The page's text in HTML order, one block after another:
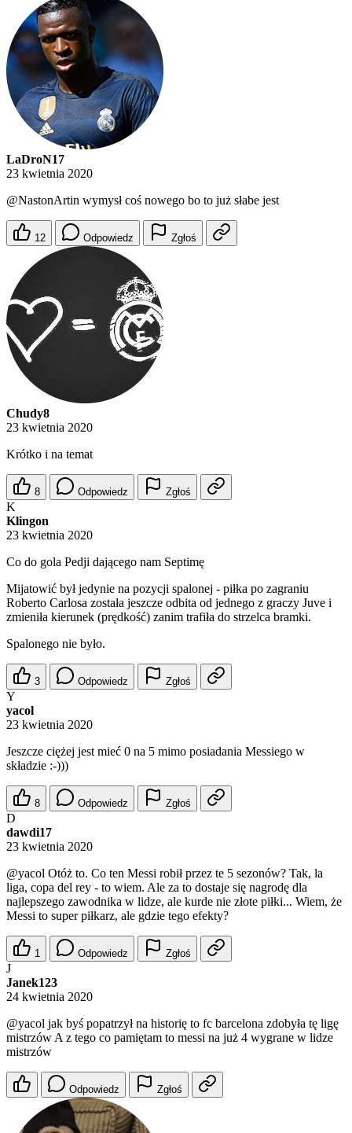
LaDroN17
23 kwietnia 2020
@NastonArtin wymysł coś nowego bo to już słabe jest
12 Odpowiedz Zgłoś
Chudy8
23 kwietnia 2020
Krótko i na temat
8 Odpowiedz Zgłoś
K
Klingon
23 kwietnia 2020
Co do gola Pedji dającego nam Septimę
Mijatowić był jedynie na pozycji spalonej - piłka po zagraniu
Roberto Carlosa została jeszcze odbita od jednego z graczy Juve i
zmieniła kierunek (prędkość) zanim trafiła do strzelca bramki.
Spalonego nie było.
3 Odpowiedz Zgłoś
Y
yacol
23 kwietnia 2020
Jeszcze ciężej jest mieć 0 na 5 mimo posiadania Messiego w
składzie :-)))
8 Odpowiedz Zgłoś
D
dawdi17
23 kwietnia 2020
@yacol Otóż to. Co ten Messi robił przez te 5 sezonów? Tak, la
liga, copa del rey - to wiem. Ale za to dostaje się nagrodę dla
najlepszego zawodnika w lidze, ale kurde nie złote piłki... Wiem, że
Messi to super piłkarz, ale gdzie tego efekty?
1 Odpowiedz Zgłoś
J
Janek123
24 kwietnia 2020
@yacol jak byś popatrzył na historię to fc barcelona zdobyła tę ligę
mistrzów A z tego co pamiętam to messi na już 4 wygrane w lidze
mistrzów
Odpowiedz Zgłoś